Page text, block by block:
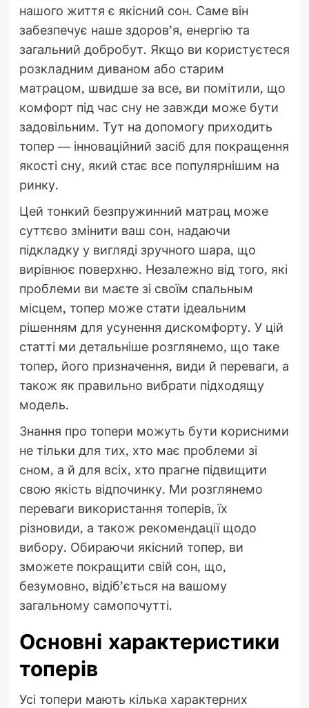
нашого життя є якісний сон. Саме він
забезпечує наше здоров’я, енергію та
загальний добробут. Якщо ви користуєтеся
розкладним диваном або старим
матрацом, швидше за все, ви помітили, що
комфорт під час сну не завжди може бути
задовільним. Тут на допомогу приходить
топер — інноваційний засіб для покращення
якості сну, який стає все популярнішим на
ринку.
Цей тонкий безпружинний матрац може
суттєво змінити ваш сон, надаючи
підкладку у вигляді зручного шара, що
вирівнює поверхню. Незалежно від того, які
проблеми ви маєте зі своїм спальным
місцем, топер може стати ідеальним
рішенням для усунення дискомфорту. У цій
статті ми детальніше розглянемо, що таке
топер, його призначення, види й переваги, а
також як правильно вибрати підходящу
модель.
Знання про топери можуть бути корисними
не тільки для тих, хто має проблеми зі
сном, а й для всіх, хто прагне підвищити
свою якість відпочинку. Ми розглянемо
переваги використання топерів, їх
різновиди, а також рекомендації щодо
вибору. Обираючи якісний топер, ви
зможете покращити свій сон, що,
безумовно, відіб’ється на вашому
загальному самопочутті.
Основні характеристики
топерів
Усі топери мають кілька характерних